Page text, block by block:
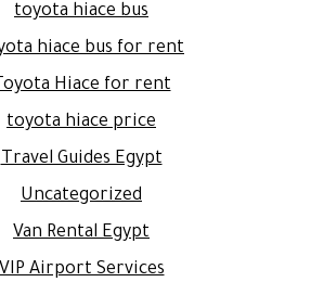
toyota hiace bus
hiace bus for rent
Hiace for rent
toyota hiace price
Travel Guides Egypt
Uncategorized
Van Rental Egypt
VIP Airport Services